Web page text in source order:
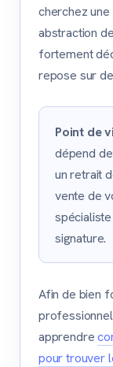
cherchez
abstraction
fortement
repose sur
Point de
dépend
un retrait
vente de
signature.
Afin de bien
apprendre
pour trouver